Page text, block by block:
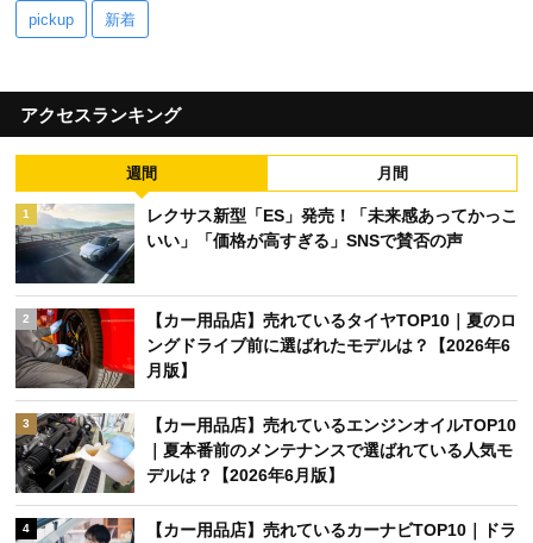
pickup 新着
アクセスランキング
週間 月間
1
レクサス新型「ES」発売！「未来感あってかっこ
いい」「価格が高すぎる」SNSで賛否の声
2
【カー用品店】売れているタイヤTOP10｜夏のロ
ングドライブ前に選ばれたモデルは？【2026年6
月版】
3
【カー用品店】売れているエンジンオイルTOP10
｜夏本番前のメンテナンスで選ばれている人気モ
デルは？【2026年6月版】
4
【カー用品店】売れているカーナビTOP10｜ドラ